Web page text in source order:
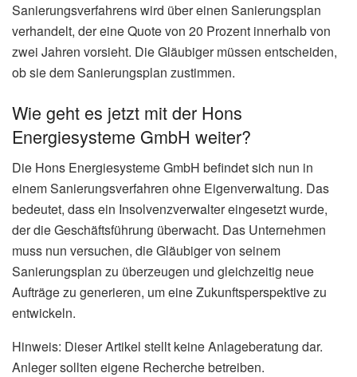
Sanierungsverfahrens wird über einen Sanierungsplan
verhandelt, der eine Quote von 20 Prozent innerhalb von
zwei Jahren vorsieht. Die Gläubiger müssen entscheiden,
ob sie dem Sanierungsplan zustimmen.
Wie geht es jetzt mit der Hons
Energiesysteme GmbH weiter?
Die Hons Energiesysteme GmbH befindet sich nun in
einem Sanierungsverfahren ohne Eigenverwaltung. Das
bedeutet, dass ein Insolvenzverwalter eingesetzt wurde,
der die Geschäftsführung überwacht. Das Unternehmen
muss nun versuchen, die Gläubiger von seinem
Sanierungsplan zu überzeugen und gleichzeitig neue
Aufträge zu generieren, um eine Zukunftsperspektive zu
entwickeln.
Hinweis: Dieser Artikel stellt keine Anlageberatung dar.
Anleger sollten eigene Recherche betreiben.